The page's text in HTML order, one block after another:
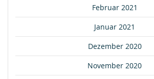
Februar 2021
Januar 2021
Dezember 2020
November 2020